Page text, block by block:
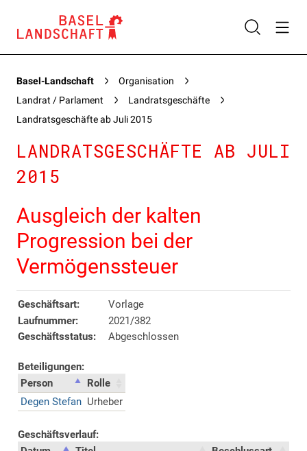
Basel-Landschaft
Organisation
Landrat / Parlament
Landratsgeschäfte
Landratsgeschäfte ab Juli 2015
LANDRATSGESCHÄFTE AB JULI
2015